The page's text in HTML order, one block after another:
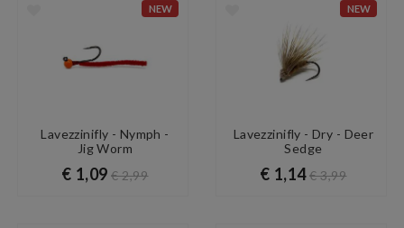
NEW
Lavezzinifly - Nymph -
Jig Worm
€ 1,09€ 2,99
NEW
Lavezzinifly - Dry - Deer
Sedge
€ 1,14€ 3,99